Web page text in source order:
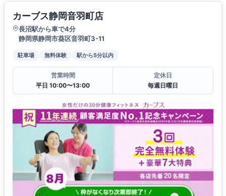
カーブス静岡音羽町店
長沼駅から車で4分
静岡県静岡市葵区音羽町3-11
駐車場 無料体験 駅から5分以内
営業時間
平日 10:00〜13:00
定休日
毎週日曜日